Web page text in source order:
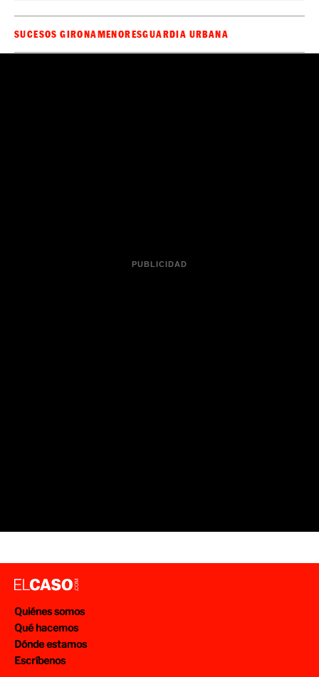
SUCESOS GIRONAMENORESGUARDIA URBANA
Quiénes somos
Qué hacemos
Dónde estamos
Escríbenos